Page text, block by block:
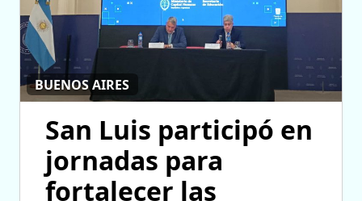
BUENOS AIRES
San Luis participó en
jornadas para
fortalecer las